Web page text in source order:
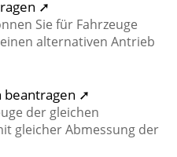
➚
Sie für Fahrzeuge
alternativen Antrieb
beantragen ➚
der gleichen
gleicher Abmessung der